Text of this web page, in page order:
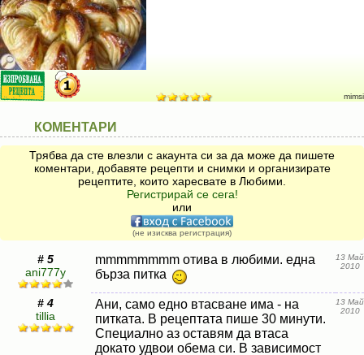
mimsi
КОМЕНТАРИ
Трябва да сте влезли с акаунта си за да може да пишете
коментари, добавяте рецепти и снимки и организирате
рецептите, които харесвате в Любими.
Регистрирай се сега!
или
(не изисква регистрация)
# 5
ani777y
mmmmmmmm отива в любими. една
бърза питка
13 Май
2010
# 4
tillia
Ани, само едно втасване има - на
питката. В рецептата пише 30 минути.
Специално аз оставям да втаса
докато удвои обема си. В зависимост
13 Май
2010